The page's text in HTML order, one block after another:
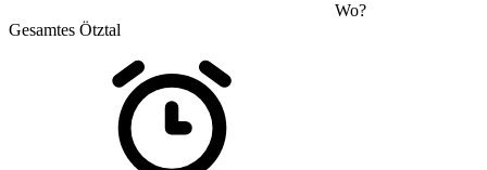
Wo?
Gesamtes Ötztal